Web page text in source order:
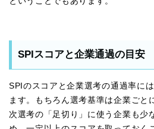
SPIスコアと企業通過の目安
SPIのスコアと企業選考の通過率に
ます。もちろん選考基準は企業ごと
次選考の「足切り」に使う企業も少